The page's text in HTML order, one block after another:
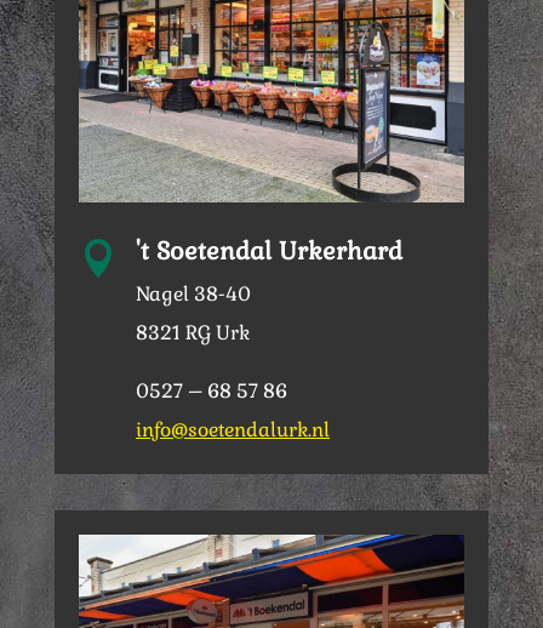
 't Soetendal Urkerhard
Nagel 38-40
8321 RG Urk
0527 – 68 57 86
info@soetendalurk.nl